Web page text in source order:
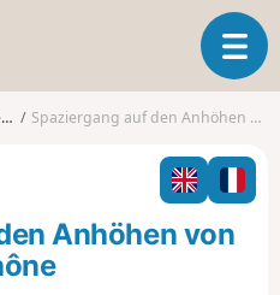
T
o
l
n
a
Spaziergang auf den Anhöhen von Lamarche-sur-Saône
Anhöhen von